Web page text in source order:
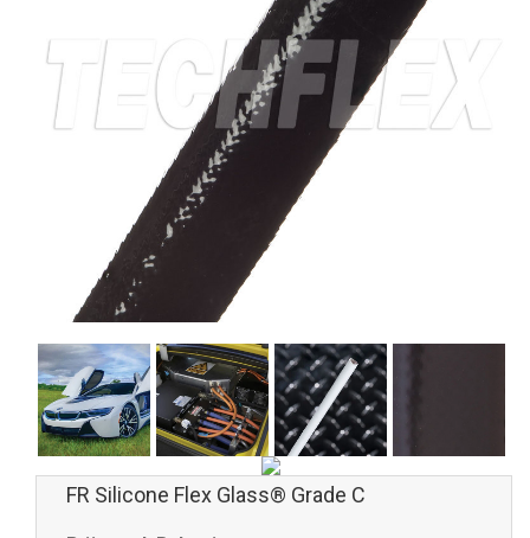
FR Silicone Flex Glass® Grade C